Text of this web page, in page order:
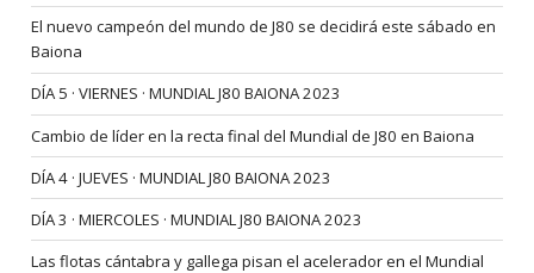
El nuevo campeón del mundo de J80 se decidirá este sábado en
Baiona
DÍA 5 · VIERNES · MUNDIAL J80 BAIONA 2023
Cambio de líder en la recta final del Mundial de J80 en Baiona
DÍA 4 · JUEVES · MUNDIAL J80 BAIONA 2023
DÍA 3 · MIERCOLES · MUNDIAL J80 BAIONA 2023
Las flotas cántabra y gallega pisan el acelerador en el Mundial